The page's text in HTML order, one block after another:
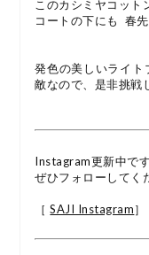
このカシミヤコット
コートの下にも 春
発色の美しいライト
敵なので、是非挑戦
Instagram更新中です
ぜひフォローしてく
［SAJI Instagram］